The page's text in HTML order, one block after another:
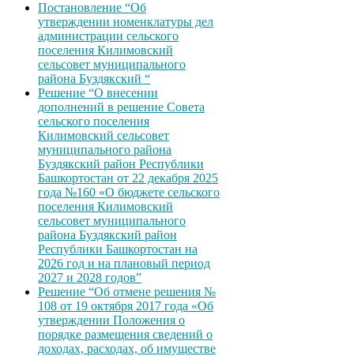
Постановление “Об
утверждении номенклатуры дел
администрации сельского
поселения Килимовский
сельсовет муниципального
района Буздякский “
Решение “О внесении
дополнений в решение Совета
сельского поселения
Килимовский сельсовет
муниципального района
Буздякский район Республики
Башкортостан от 22 декабря 2025
года №160 «О бюджете сельского
поселения Килимовский
сельсовет муниципального
района Буздякский район
Республики Башкортостан на
2026 год и на плановый период
2027 и 2028 годов”
Решение “Об отмене решения №
108 от 19 октября 2017 года «Об
утверждении Положения о
порядке размещения сведений о
доходах, расходах, об имуществе